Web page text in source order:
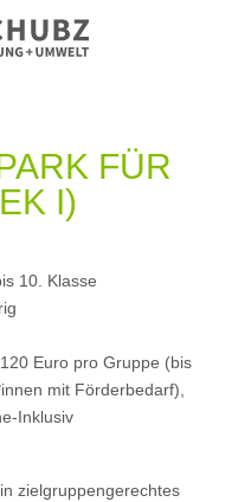
FÜR
I)
10. Klasse
120 Euro pro Gruppe (bis
mit Förderbedarf),
Inklusiv
zielgruppengerechtes